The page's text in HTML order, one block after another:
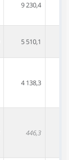
9 230,4
5 510,1
4 138,3
446,3